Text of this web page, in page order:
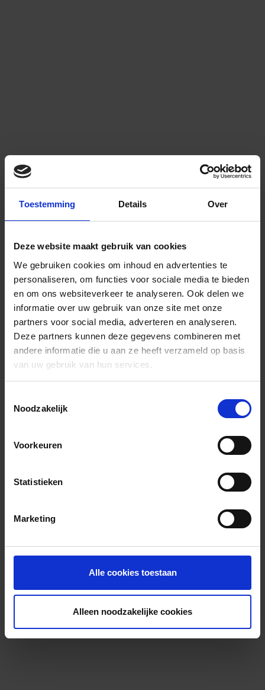
Toestemming Details Over
Deze website maakt gebruik van cookies
We gebruiken cookies om inhoud en advertenties te
personaliseren, om functies voor sociale media te bieden
en om ons websiteverkeer te analyseren. Ook delen we
informatie over uw gebruik van onze site met onze
partners voor social media, adverteren en analyseren.
Deze partners kunnen deze gegevens combineren met
andere informatie die u aan ze heeft verzameld op basis
van uw gebruik van hun services.
Noodzakelijk
Voorkeuren
Statistieken
Marketing
Alle cookies toestaan
Alleen noodzakelijke cookies